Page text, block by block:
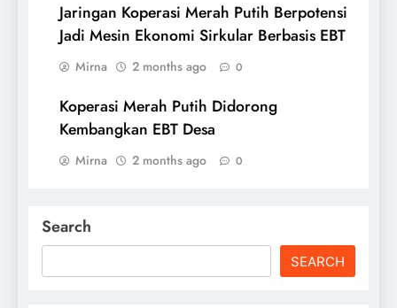
Jaringan Koperasi Merah Putih Berpotensi
Jadi Mesin Ekonomi Sirkular Berbasis EBT
Mirna 2 months ago 0
Koperasi Merah Putih Didorong
Kembangkan EBT Desa
Mirna 2 months ago 0
Search
SEARCH